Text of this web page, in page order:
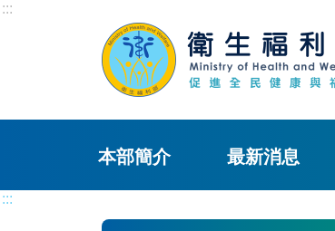
:::
本部簡介 最新消息
:::